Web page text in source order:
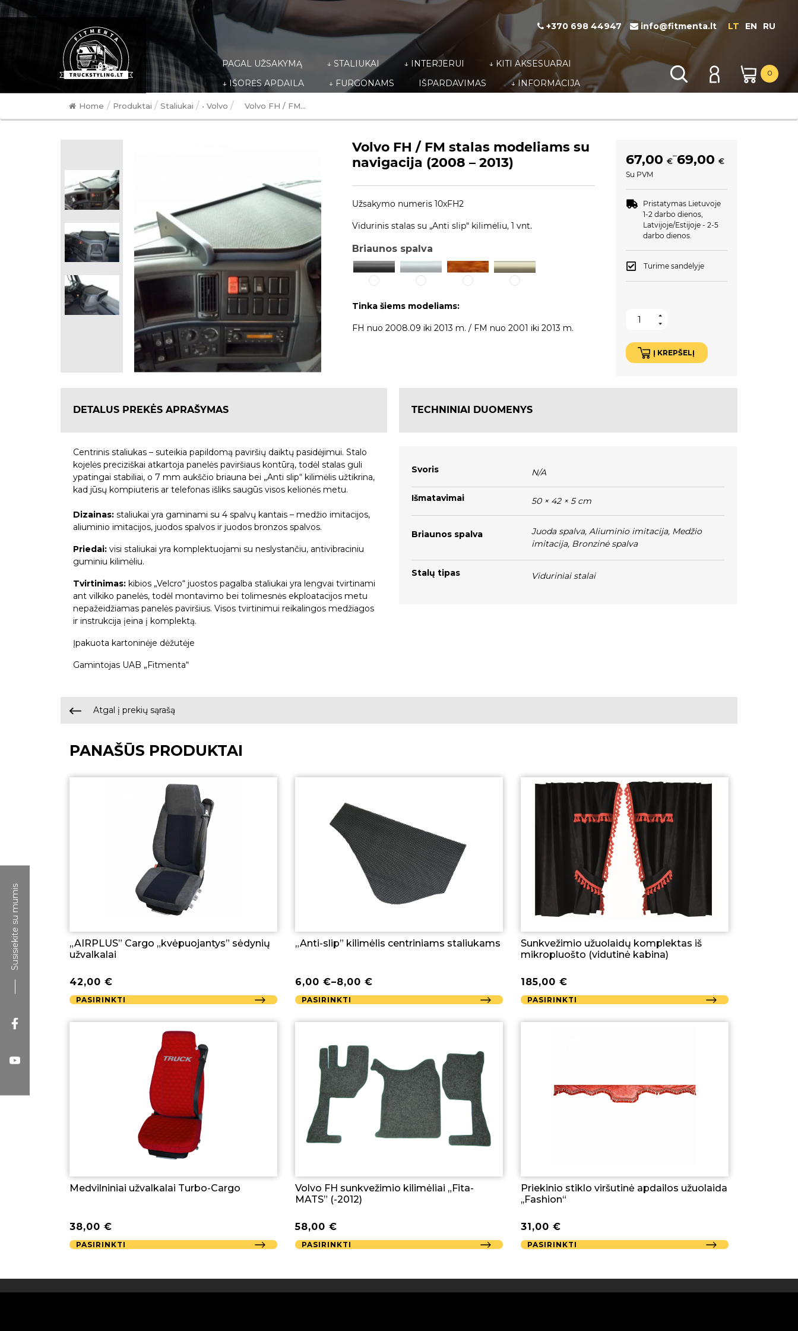
Susisiekite su mumis
+370 698 44947 info@fitmenta.lt LT EN RU
PAGAL UŽSAKYMĄ ↓ STALIUKAI ↓ INTERJERUI
↓ KITI AKSESUARAI
↓ IŠORĖS APDAILA
↓ FURGONAMS IŠPARDAVIMAS ↓ INFORMACIJA
0
Home / Produktai / Staliukai / • Volvo / Volvo FH / FM...
Volvo FH / FM stalas modeliams su
navigacija (2008 – 2013)
Užsakymo numeris 10xFH2
Vidurinis stalas su „Anti slip“ kilimėliu, 1 vnt.
Briaunos spalva
Tinka šiems modeliams:
FH nuo 2008.09 iki 2013 m. / FM nuo 2001 iki 2013 m.
67,00 €
–69,00 €
Su PVM
Pristatymas Lietuvoje
1-2 darbo dienos,
Latvijoje/Estijoje - 2-5
darbo dienos.
Turime sandėlyje
Į KREPŠELĮ
DETALUS PREKĖS APRAŠYMAS
Centrinis staliukas – suteikia papildomą paviršių daiktų pasidėjimui. Stalo
kojelės preciziškai atkartoja panelės paviršiaus kontūrą, todėl stalas guli
ypatingai stabiliai, o 7 mm aukščio briauna bei „Anti slip“ kilimėlis užtikrina,
kad jūsų kompiuteris ar telefonas išliks saugūs visos kelionės metu.
Dizainas:staliukai yra gaminami su 4 spalvų kantais – medžio imitacijos,
aliuminio imitacijos, juodos spalvos ir juodos bronzos spalvos.
Priedai:visi staliukai yra komplektuojami su neslystančiu, antivibraciniu
guminiu kilimėliu.
Tvirtinimas: kibios „Velcro“ juostos pagalba staliukai yra lengvai tvirtinami
ant vilkiko panelės, todėl montavimo bei tolimesnės ekploatacijos metu
nepažeidžiamas panelės paviršius. Visos tvirtinimui reikalingos medžiagos
ir instrukcija įeina į komplektą.
Įpakuota kartoninėje dėžutėje
Gamintojas UAB „Fitmenta“
TECHNINIAI DUOMENYS
Svoris N/A
Išmatavimai 50 × 42 × 5 cm
Briaunos spalva Juoda spalva, Aliuminio imitacija, Medžio
imitacija, Bronzinė spalva
Stalų tipas Viduriniai stalai
Atgal į prekių sąrašą
PANAŠŪS PRODUKTAI
„AIRPLUS” Cargo „kvėpuojantys” sėdynių
užvalkalai
42,00€
PASIRINKTI
„Anti-slip” kilimėlis centriniams staliukams
6,00€–8,00€
PASIRINKTI
Sunkvežimio užuolaidų komplektas iš
mikropluošto (vidutinė kabina)
185,00 €
PASIRINKTI
Medvilniniai užvalkalai Turbo-Cargo
38,00€
PASIRINKTI
Volvo FH sunkvežimio kilimėliai „Fita-
MATS” (-2012)
58,00€
PASIRINKTI
Priekinio stiklo viršutinė apdailos užuolaida
,,Fashion“
31,00 €
PASIRINKTI